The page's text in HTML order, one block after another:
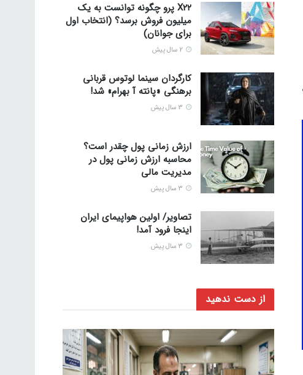
X۲۲ پرو چگونه توانست به یک
میلیون فروش برسد؟ (انتخاب اول
برای جوانان)
کارگردان سینما لوتوس قربانی
برهنگی «پانته آ بهرام» شد!
ارزش زمانی پول چقدر است؟
محاسبه ارزش زمانی پول در
مدیریت مالی
تصاویر/ اولین هواپیمای ایران
اینجا فرود آمد!
از دست ندهید